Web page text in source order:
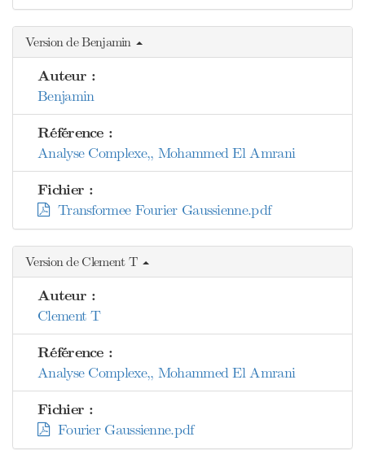
Version de Benjamin
Auteur :
Benjamin
Référence :
Analyse Complexe,, Mohammed El Amrani
Fichier :
Transformee Fourier Gaussienne.pdf
Version de Clement T
Auteur :
Clement T
Référence :
Analyse Complexe,, Mohammed El Amrani
Fichier :
Fourier Gaussienne.pdf